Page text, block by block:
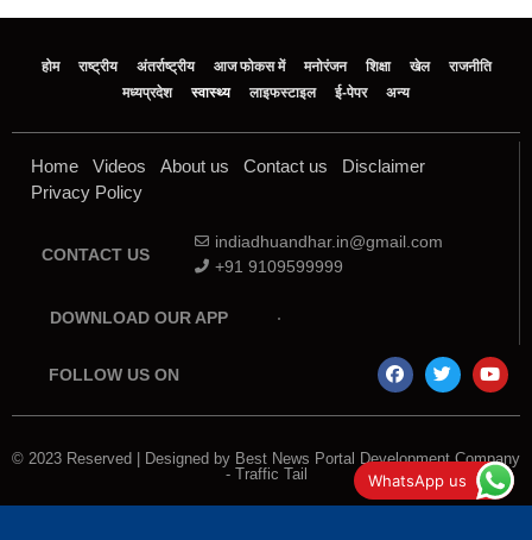
होम राष्ट्रीय अंतर्राष्ट्रीय आज फोकस में मनोरंजन शिक्षा खेल
राजनीति
मध्‍यप्रदेश
स्वास्थ्य लाइफस्टाइल ई-पेपर अन्य
Home Videos About us Contact us
Disclaimer
Privacy Policy
CONTACT US
indiadhuandhar.in@gmail.com
+91 9109599999
DOWNLOAD OUR APP
FOLLOW US ON
© 2023 Reserved | Designed by Best News Portal Development Company
- Traffic Tail WhatsApp us